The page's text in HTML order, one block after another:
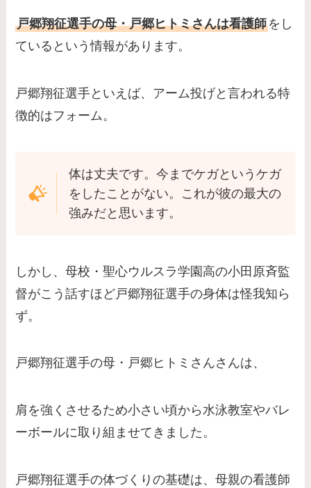
戸郷翔征選手の母・戸郷ヒトミさんは看護師をし
ているという情報があります。
戸郷翔征選手といえば、アーム投げと言われる特
徴的はフォーム。
体は丈夫です。今までケガというケガ
をしたことがない。これが彼の最大の
強みだと思います。
しかし、母校・聖心ウルスラ学園高の小田原斉監
督がこう話すほど戸郷翔征選手の身体は怪我知ら
ず。
戸郷翔征選手の母・戸郷ヒトミさんさんは、
肩を強くさせるため小さい頃から水泳教室やバレ
ーボールに取り組ませてきました。
戸郷翔征選手の体づくりの基礎は、母親の看護師